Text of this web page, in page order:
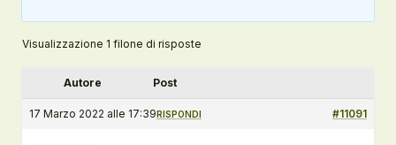
Visualizzazione 1 filone di risposte
Autore Post
17 Marzo 2022 alle 17:39 #11091
RISPONDI